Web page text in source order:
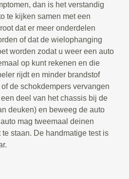
dan is het verstandig
te kijken samen met een
dat er meer onderdelen
of dat de wielophanging
worden zodat u weer een auto
op kunt rekenen en die
rijdt en minder brandstof
de schokdempers vervangen
deel van het chassis bij de
deuken) en beweeg de auto
mag tweemaal deinen
staan. De handmatige test is